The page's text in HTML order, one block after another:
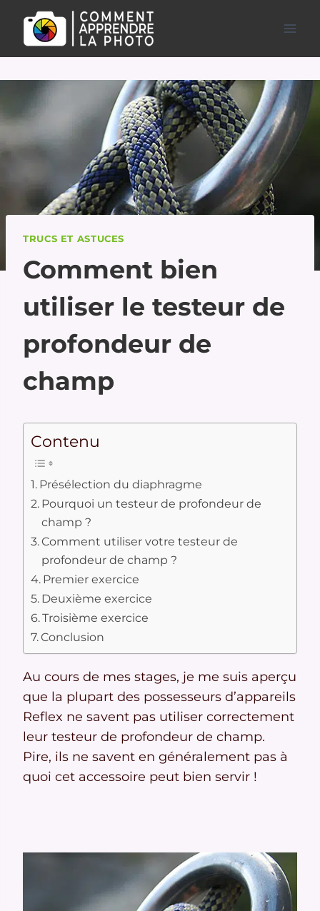
contenu
TRUCS ET ASTUCES
Comment bien
utiliser le testeur de
profondeur de
champ
Contenu
Présélection du diaphragme
Pourquoi un testeur de profondeur de
champ ?
Comment utiliser votre testeur de
profondeur de champ ?
Premier exercice
Deuxième exercice
Troisième exercice
Conclusion
Au cours de mes stages, je me suis aperçu
que la plupart des possesseurs d’appareils
Reflex ne savent pas utiliser correctement
leur testeur de profondeur de champ.
Pire, ils ne savent en généralement pas à
quoi cet accessoire peut bien servir !